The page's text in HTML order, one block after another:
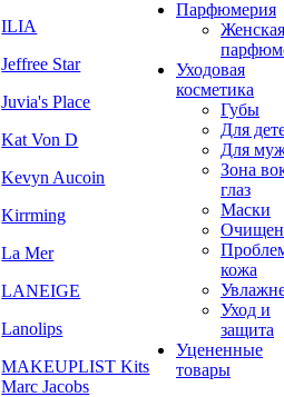
ILIA
Jeffree Star
Juvia's Place
Kat Von D
Kevyn Aucoin
Kirrming
La Mer
LANEIGE
Lanolips
MAKEUPLIST Kits
Marc Jacobs
Парфюмерия
Женская
Уходовая
косметика
Губы
Для
Для
Зона
глаз
Маски
кожа
Уход и
защита
Уцененные
товары